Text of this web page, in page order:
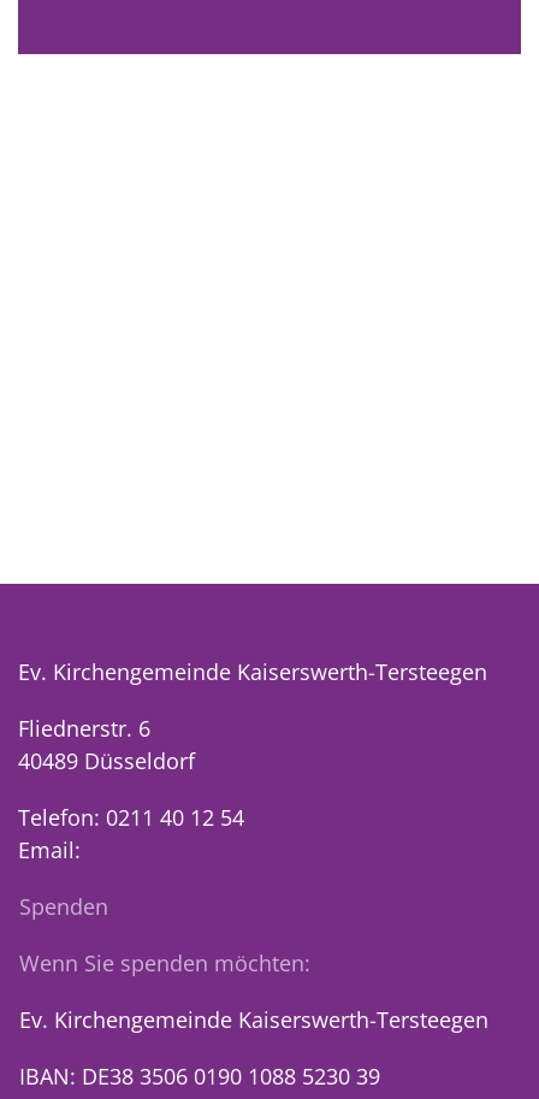
Ev. Kirchengemeinde Kaiserswerth-Tersteegen
Fliednerstr. 6
40489 Düsseldorf
Telefon: 0211 40 12 54
Email:
Spenden
Wenn Sie spenden möchten:
Ev. Kirchengemeinde Kaiserswerth-Tersteegen
IBAN: DE38 3506 0190 1088 5230 39